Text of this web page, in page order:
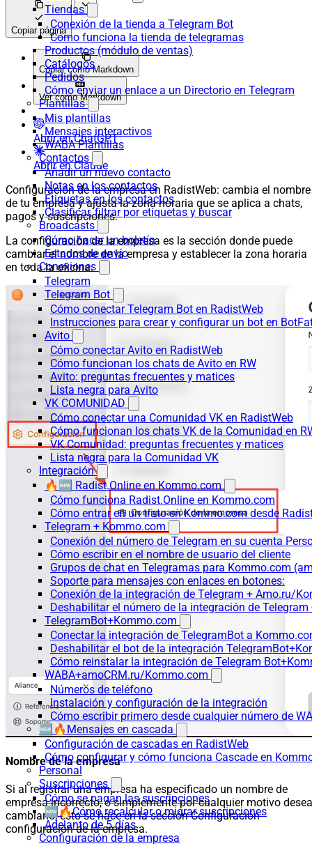
Tiendas
Conexión de la tienda a Telegram Bot
Cómo funciona la tienda de telegramas
Productos (módulo de ventas)
Catálogos
Pedidos
Cómo enviar un enlace a un Directorio en Telegram
Plantillas
Mis plantillas
Mensajes interactivos
WABA Plantillas
Contactos
Añadir un nuevo contacto
Notas en los contactos
Etiquetas en los contactos
Clasificar, filtrar por etiquetas y buscar
Broadcasts
Cómo hacer un boletín
Estados de envío
Conexiones
Telegram
Telegram Bot
Cómo conectar Telegram Bot en RadistWeb
Instrucciones para crear y configurar un bot en
Avito
Cómo conectar Avito en RadistWeb
Cómo funcionan los chats de Avito en RW
Avito: preguntas frecuentes y matices
Lista negra para Avito
VK COMUNIDAD
Cómo conectar una Comunidad VK en RadistWeb
Cómo funcionan los chats VK de la Comunidad en
VK Comunidad: preguntas frecuentes y matices
Lista negra para la Comunidad VK
Integración
🔥🆕 Radist.Online en Kommo.com
Cómo funciona Radist.Online en Kommo.com
Cómo entrar en un trato en Kommo.com desde
Telegram + Kommo.com
Conexión del número de Telegram en su cuenta
Cómo escribir en el nombre de usuario del cliente
Grupos de chat en Telegramas para Kommo.com
Soporte para mensajes con enlaces en botones:
Conexión de la integración de Telegram + Amo.ru/
Deshabilitar el número de la integración de
TelegramBot+Kommo.com
Conectar la integración de TelegramBot a
Deshabilitar el bot de la integración
Cómo reinstalar la integración de Telegram
WABA+amoCRM.ru/Kommo.com
Números de teléfono
Instalación y configuración de la integración
Cómo escribir primero desde cualquier número de
🆕🔥Mensajes en cascada
Configuración de cascadas en RadistWeb
Cómo configurar y cómo funciona Cascade en
Personal
Suscripciones
Cómo se pagan las suscripciones
🆕🔥Cómo recalcular o migrar suscripciones
Adelanto de 5 días
Configuración de la empresa
Copiar página
Copiar como Markdown
Ver como Markdown
Abrir en ChatGPT
Abrir en Claude
Configuración de la empresa en RadistWeb: cambia el nombre
de tu empresa y ajusta la zona horaria que se aplica a chats,
pagos y suscripciones.
La configuración de la empresa es la sección donde puede
cambiar el nombre de la empresa y establecer la zona horaria
en toda la oficina.
Nombre de la empresa
Si al registrar una empresa ha especificado un nombre de
empresa incorrecto, o simplemente por cualquier motivo desea
cambiarlo, esto se hace en la sección Configuración-
configuración de la empresa.